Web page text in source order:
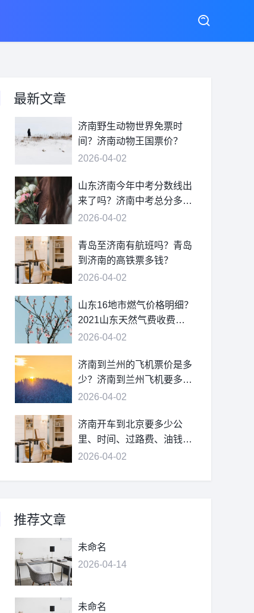
最新文章
济南野生动物世界免票时
间？济南动物王国票价？
2026-04-02
山东济南今年中考分数线出
来了吗？济南中考总分多
少？
2026-04-02
青岛至济南有航班吗？青岛
到济南的高铁票多钱？
2026-04-02
山东16地市燃气价格明细？
2021山东天然气费收费标
准？
2026-04-02
济南到兰州的飞机票价是多
少？济南到兰州飞机要多
久？
2026-04-02
济南开车到北京要多少公
里、时间、过路费、油钱？
济南到北京多少公里？
2026-04-02
推荐文章
未命名
2026-04-14
未命名